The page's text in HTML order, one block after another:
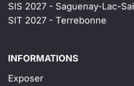
SIS 2027 - Saguenay-Lac-
SIT 2027 - Terrebonne
INFORMATIONS
Exposer